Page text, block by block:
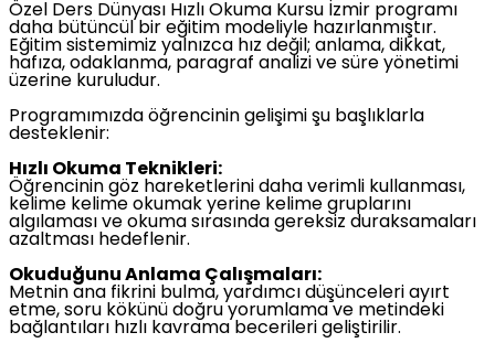
Özel Ders Dünyası Hızlı Okuma Kursu İzmir programı
daha bütüncül bir eğitim modeliyle hazırlanmıştır.
Eğitim sistemimiz yalnızca hız değil; anlama, dikkat,
hafıza, odaklanma, paragraf analizi ve süre yönetimi
üzerine kuruludur.
Programımızda öğrencinin gelişimi şu başlıklarla
desteklenir:
Hızlı Okuma Teknikleri:
Öğrencinin göz hareketlerini daha verimli kullanması,
kelime kelime okumak yerine kelime gruplarını
algılaması ve okuma sırasında gereksiz duraksamaları
azaltması hedeflenir.
Okuduğunu Anlama Çalışmaları:
Metnin ana fikrini bulma, yardımcı düşünceleri ayırt
etme, soru kökünü doğru yorumlama ve metindeki
bağlantıları hızlı kavrama becerileri geliştirilir.